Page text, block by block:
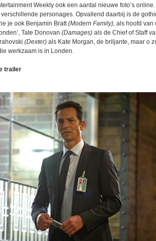
Weekly ook een aantal nieuwe foto’s
verschillende personages. Opvallend daarbij is de
je ook Benjamin Bratt(Modern Family), als hoofd van
Tate Donovan (Damages) als de Chief of Staff
(Dexter) als Kate Morgan, de briljante, maar o
werkzaam is in Londen.
trailer